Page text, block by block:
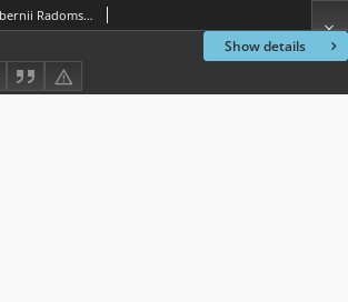
Show details
Dziennik Urzędowy Gubernii Radomskiej, 1854, nr 51, dod. II